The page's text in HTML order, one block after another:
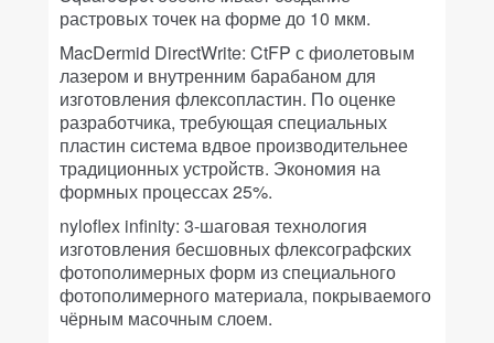
растровых точек на форме до 10 мкм.
MacDermid DirectWrite: CtFP с фиолетовым
лазером и внутренним барабаном для
изготовления флексопластин. По оценке
разработчика, требующая специальных
пластин система вдвое производительнее
традиционных устройств. Экономия на
формных процессах 25%.
nyloflex infinity: 3-шаговая технология
изготовления бесшовных флексографских
фотополимерных форм из специального
фотополимерного материала, покрываемого
чёрным масочным слоем.